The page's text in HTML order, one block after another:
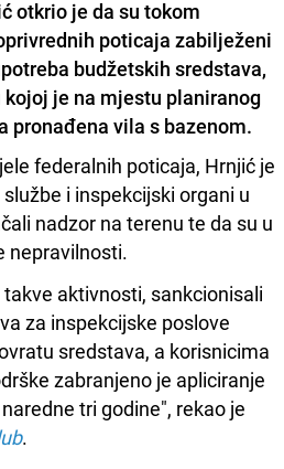
otkrio je da su tokom
poticaja zabilježeni
budžetskih sredstava,
je na mjestu planiranog
pronađena vila s bazenom.
federalnih poticaja, Hrnjić je
i inspekcijski organi u
nadzor na terenu te da su u
nepravilnosti.
aktivnosti, sankcionisali
za inspekcijske poslove
sredstava, a korisnicima
zabranjeno je apliciranje
tri godine", rekao je
.